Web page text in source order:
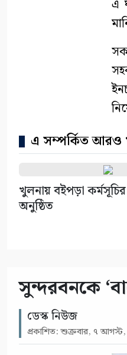
এ
এ সম্পর্কিত আরও
খুলনায় বইপড়া
অনুষ্ঠিত
সুন্দরবনকে
ডেস্ক নিউজ
প্রকাশিত: শুক্রবার, ৭